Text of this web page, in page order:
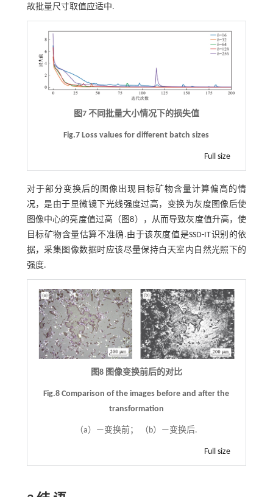
故批量尺寸取值应适中.
图7 不同批量大小情况下的损失值
Fig.7 Loss values for different batch sizes
Full size
对于部分变换后的图像出现目标矿物含量计算偏高的情
况，是由于显微镜下光线强度过高，变换为灰度图像后使
图像中心的亮度值过高（ 图8），从而导致灰度值升高，使
目标矿物含量估算不准确.由于该灰度值是SSD-IT识别的依
据，采集图像数据时应该尽量保持白天室内自然光照下的
强度.
图8 图像变换前后的对比
Fig.8 Comparison of the images before and after the
transformation
（a）—变换前； （b）—变换后.
Full size